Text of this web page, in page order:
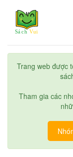
Trang web được
Tham gia các